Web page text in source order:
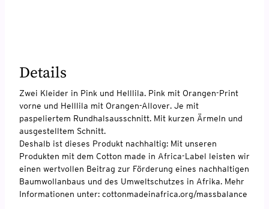
Details
Zwei Kleider in Pink und Helllila. Pink mit Orangen-Print
vorne und Helllila mit Orangen-Allover. Je mit
paspeliertem Rundhalsausschnitt. Mit kurzen Ärmeln und
ausgestelltem Schnitt.
Deshalb ist dieses Produkt nachhaltig: Mit unseren
Produkten mit dem Cotton made in Africa-Label leisten wir
einen wertvollen Beitrag zur Förderung eines nachhaltigen
Baumwollanbaus und des Umweltschutzes in Afrika. Mehr
Informationen unter: cottonmadeinafrica.org/massbalance